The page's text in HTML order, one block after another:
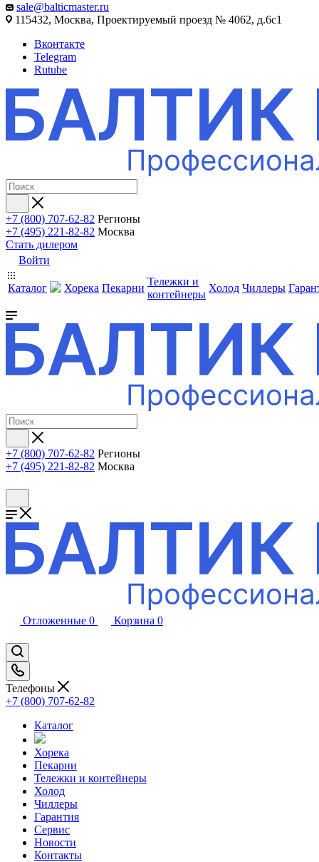
sale@balticmaster.ru
115432, Москва, Проектируемый проезд № 4062, д.6с1
Вконтакте
Telegram
Rutube
+7 (800) 707-62-82 Регионы
+7 (495) 221-82-82 Москва
Стать дилером
Войти
Каталог Хорека Пекарни
Тележки и
контейнеры
Холод Чиллеры
+7 (800) 707-62-82 Регионы
+7 (495) 221-82-82 Москва
Отложенные 0 Корзина 0
Телефоны
+7 (800) 707-62-82
Каталог
Хорека
Пекарни
Тележки и контейнеры
Холод
Чиллеры
Гарантия
Сервис
Новости
Контакты